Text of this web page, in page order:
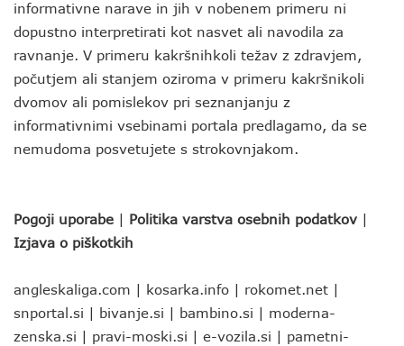
informativne narave in jih v nobenem primeru ni
dopustno interpretirati kot nasvet ali navodila za
ravnanje. V primeru kakršnihkoli težav z zdravjem,
počutjem ali stanjem oziroma v primeru kakršnikoli
dvomov ali pomislekov pri seznanjanju z
informativnimi vsebinami portala predlagamo, da se
nemudoma posvetujete s strokovnjakom.
Pogoji uporabe | Politika varstva osebnih podatkov |
Izjava o piškotkih
angleskaliga.com | kosarka.info | rokomet.net |
snportal.si | bivanje.si | bambino.si | moderna-
zenska.si | pravi-moski.si | e-vozila.si | pametni-